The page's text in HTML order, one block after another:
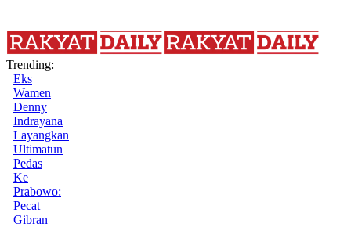
Trending:
Eks
Wamen
Denny
Indrayana
Layangkan
Ultimatun
Pedas
Ke
Prabowo:
Pecat
Gibran